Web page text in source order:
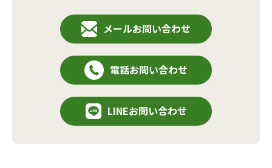
メールお問い合わせ
電話お問い合わせ
LINEお問い合わせ